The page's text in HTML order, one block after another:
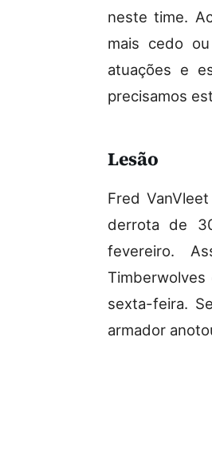
neste time.
mais cedo
atuações e
precisamos
Lesão
Fred
derrota de
fevereiro.
sexta-feira.
armador